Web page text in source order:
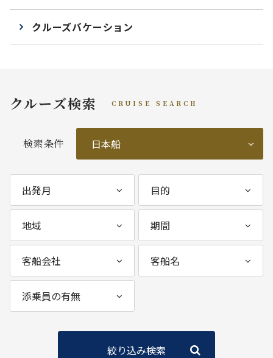
クルーズバケーション
クルーズ検索 CRUISE SEARCH
検索条件
絞り込み検索